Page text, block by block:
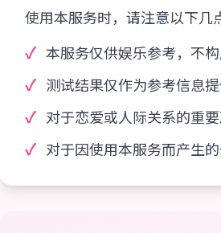
使用本服务时，请注意以下几
✓ 本服务仅供娱乐参考，不
✓ 测试结果仅作为参考信息
✓ 对于恋爱或人际关系的重
✓ 对于因使用本服务而产生